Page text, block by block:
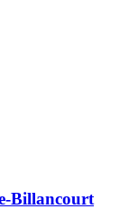
Billancourt